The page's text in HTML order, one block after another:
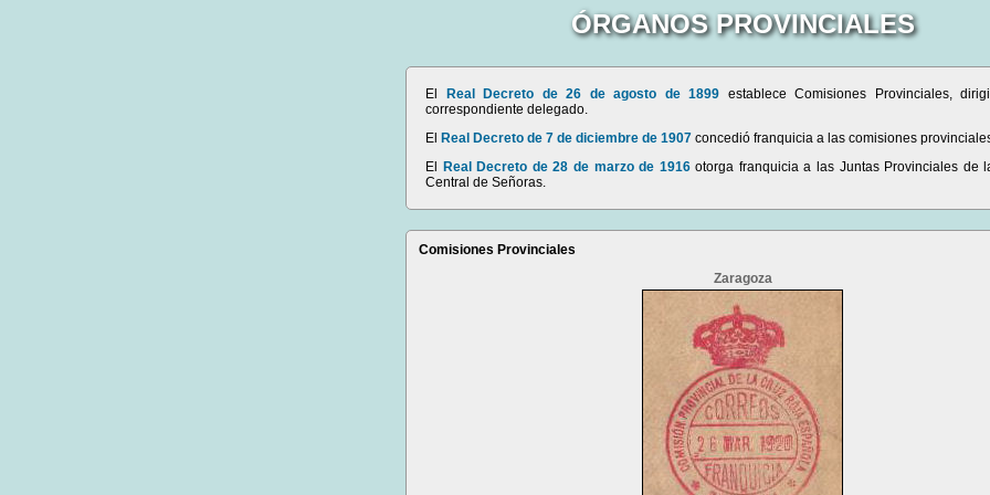
ÓRGANOS PROVINCIALES
El Real Decreto de 26 de agosto de 1899 establece Comisiones Provinciales,
correspondiente delegado.
El Real Decreto de 7 de diciembre de 1907 concedió franquicia a las comisiones
El
Real Decreto de 28 de marzo de 1916otorga franquicia a las Juntas Provinciales de
Central de Señoras.
Comisiones Provinciales
Zaragoza